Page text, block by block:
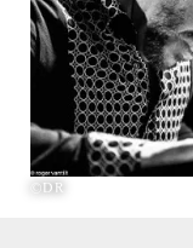
©DR